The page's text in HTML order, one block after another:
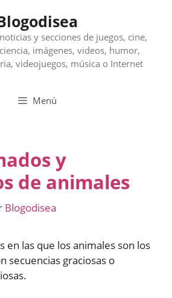
y secciones de juegos, cine,
imágenes, videos, humor,
videojuegos, música o Internet
Menú
y
de animales
Blogodisea
en las que los animales son los
secuencias graciosas o